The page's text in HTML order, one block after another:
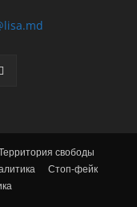
свободы
Стоп-фейк